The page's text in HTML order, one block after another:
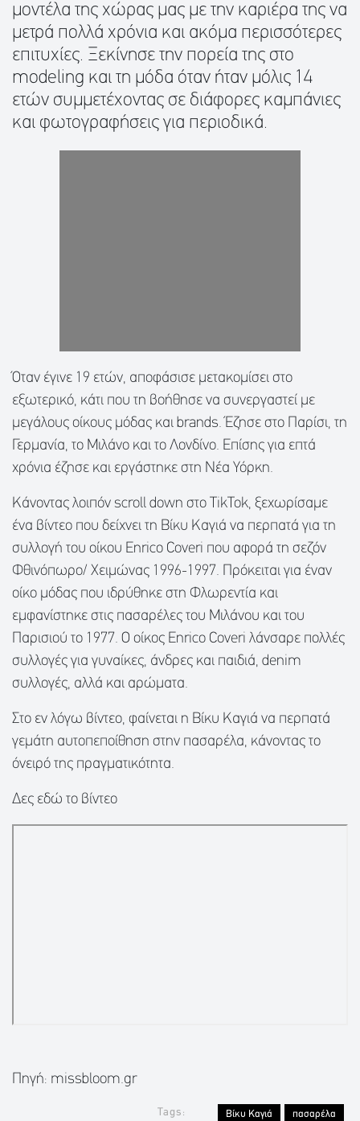
μοντέλα της χώρας μας με την καριέρα της να
μετρά πολλά χρόνια και ακόμα περισσότερες
επιτυχίες. Ξεκίνησε την πορεία της στο
modeling και τη μόδα όταν ήταν μόλις 14
ετών συμμετέχοντας σε διάφορες καμπάνιες
και φωτογραφήσεις για περιοδικά.
Όταν έγινε 19 ετών, αποφάσισε μετακομίσει στο
εξωτερικό, κάτι που τη βοήθησε να συνεργαστεί με
μεγάλους οίκους μόδας και brands. Έζησε στο Παρίσι, τη
Γερμανία, το Μιλάνο και το Λονδίνο. Επίσης για επτά
χρόνια έζησε και εργάστηκε στη Νέα Υόρκη.
Κάνοντας λοιπόν scroll down στο TikTok, ξεχωρίσαμε
ένα βίντεο που δείχνει τη Βίκυ Καγιά να περπατά για τη
συλλογή του οίκου Enrico Coveri που αφορά τη σεζόν
Φθινόπωρο/ Χειμώνας 1996-1997. Πρόκειται για έναν
οίκο μόδας που ιδρύθηκε στη Φλωρεντία και
εμφανίστηκε στις πασαρέλες του Μιλάνου και του
Παρισιού το 1977. Ο οίκος Enrico Coveri λάνσαρε πολλές
συλλογές για γυναίκες, άνδρες και παιδιά, denim
συλλογές, αλλά και αρώματα.
Στο εν λόγω βίντεο, φαίνεται η Βίκυ Καγιά να περπατά
γεμάτη αυτοπεποίθηση στην πασαρέλα, κάνοντας το
όνειρό της πραγματικότητα.
Δες εδώ το βίντεο
Πηγή: missbloom.gr
Tags: Βίκυ Καγιά πασαρέλα